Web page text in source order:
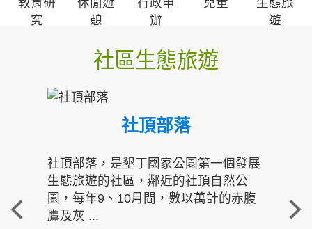
究
憩
辦
遊
社區生態旅遊
社頂部落
社頂部落，是墾丁國家公園第一個發展
生態旅遊的社區，鄰近的社頂自然公
園，每年9、10月間，數以萬計的赤腹
鷹及灰 ...
重
走進